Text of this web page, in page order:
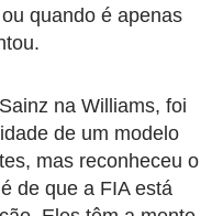
quando é apenas
na Williams, foi
de um modelo
mas reconheceu o
de que a FIA está